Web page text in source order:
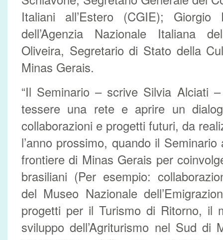
Italiani all’Estero (CGIE); Giorgio
dell’Agenzia Nazionale Italiana
Oliveira, Segretario di Stato della
Minas Gerais.
“Il Seminario – scrive Silvia Alciati
tessere una rete e aprire un
collaborazioni e progetti futuri, da
l’anno prossimo, quando il
frontiere di Minas Gerais per
brasiliani (Per esempio:
del Museo Nazionale
progetti per il Turismo di Ritorno, il
sviluppo dell’Agriturismo nel Sud di